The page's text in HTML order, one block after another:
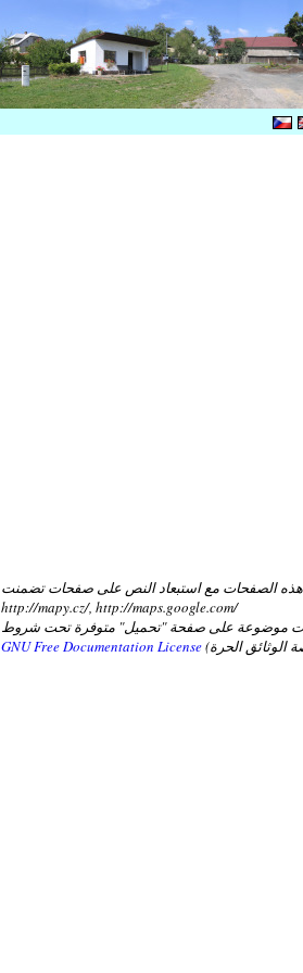
الصفحات مع استبعاد النص على صفحات تضمنت
http://mapy.cz/, http://maps.google.com/
موضوعة على صفحة "تحميل" متوفرة تحت شروط
GNU Free Documentation License